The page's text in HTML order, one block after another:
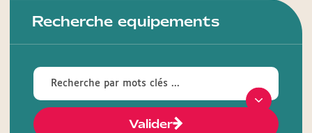
Recherche equipements
Valider